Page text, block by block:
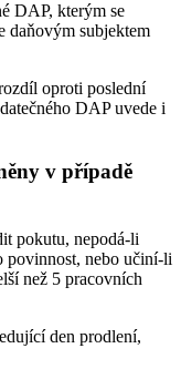
DAP, kterým se
daňovým subjektem
oproti poslední
DAP uvede i
v případě
pokutu, nepodá-li
povinnost, nebo učiní-li
než 5 pracovních
den prodlení,